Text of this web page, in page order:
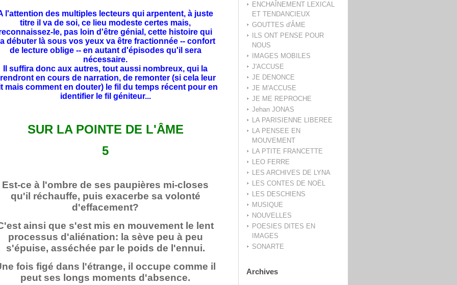
ENCHAÎNEMENT LEXICAL
ET TENDANCIEUX
GOUTTES d'ÂME
ILS ONT PENSE POUR
NOUS
IMAGES MOBILES
J'ACCUSE
JE DENONCE
JE M'ACCUSE
JE ME REPROCHE
Jehan JONAS
LA PARISIENNE LIBEREE
LA PENSEE EN
MOUVEMENT
LA PTITE FRANCETTE
LEO FERRE
LES ARCHIVES DE LYNA
LES CONTES DE NOËL
LES DESCHIENS
MUSIQUE
NOUVELLES
POESIES DITES EN
IMAGES
SONARTE
Archives
l'attention des multiples lecteurs qui arpentent, à juste
titre il va de soi, ce lieu modeste certes mais,
le, pas loin d'être génial, cette histoire qui
débuter là sous vos yeux va être fractionnée -- confort
de lecture oblige -- en autant d'épisodes qu'il sera
nécessaire.
Il suffira donc aux autres, tout aussi nombreux, qui la
en cours de narration, de remonter (si cela leur
mais comment en douter) le fil du temps récent pour en
identifier le fil géniteur...
SUR LA POINTE DE L'ÂME
5
Est-ce à l'ombre de ses paupières mi-closes
qu'il réchauffe, puis exacerbe sa volonté
d'effacement?
ainsi que s'est mis en mouvement le lent
processus d'aliénation: la sève peu à peu
s'épuise, asséchée par le poids de l'ennui.
fois figé dans l'étrange, il occupe comme il
peut ses longs moments d'absence.